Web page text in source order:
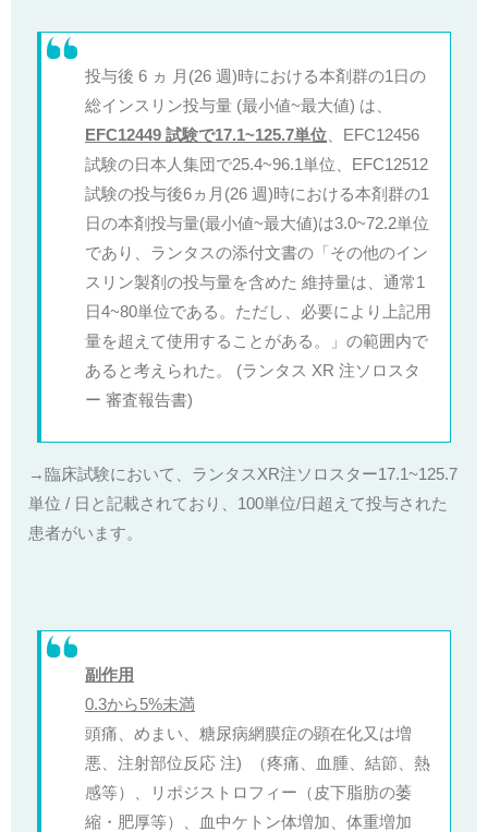
投与後 6 ヵ 月(26 週)時における本剤群の1日の
総インスリン投与量 (最小値~最大値) は、
EFC12449 試験で17.1~125.7単位 、EFC12456
試験の日本人集団で25.4~96.1単位、EFC12512
試験の投与後6ヵ月(26 週)時における本剤群の1
日の本剤投与量(最小値~最大値)は3.0~72.2単位
であり、ランタスの添付文書の「その他のイン
スリン製剤の投与量を含めた 維持量は、通常1
日4~80単位である。ただし、必要により上記用
量を超えて使用することがある。」の範囲内で
あると考えられた。 (ランタス XR 注ソロスタ
ー 審査報告書)
→臨床試験において、ランタスXR注ソロスター17.1~125.7
単位 / 日と記載されており、100単位/日超えて投与された
患者がいます。
副作用
0.3から5%未満
頭痛、めまい、糖尿病網膜症の顕在化又は増
悪、注射部位反応 注)
（疼痛、血腫、結節、熱
感等）、リポジストロフィー（皮下脂肪の萎
縮・肥厚等）、血中ケトン体増加、体重増加